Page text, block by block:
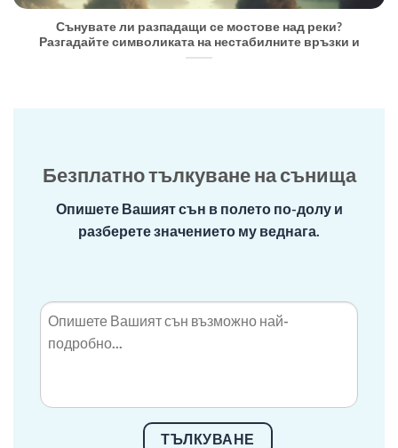
Сънувате ли разпадащи се мостове над реки?
Разгадайте символиката на нестабилните връзки и
Безплатно тълкуване на сънища
Опишете Вашият сън в полето по-долу и
разберете значението му веднага.
ТЪЛКУВАНЕ